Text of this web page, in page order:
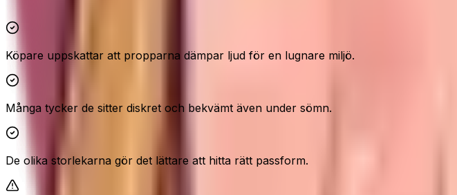
Köpare uppskattar att propparna dämpar ljud för en lugnare miljö.
Många tycker de sitter diskret och bekvämt även under sömn.
De olika storlekarna gör det lättare att hitta rätt passform.